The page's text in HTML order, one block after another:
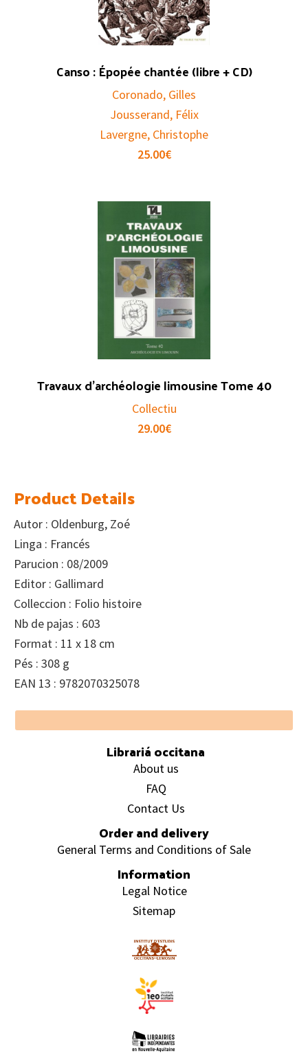
Canso : Épopée chantée (libre + CD)
Coronado, Gilles
Jousserand, Félix
Lavergne, Christophe
25.00€
Travaux d’archéologie limousine Tome 40
Collectiu
29.00€
Product Details
Autor : Oldenburg, Zoé
Linga : Francés
Parucion : 08/2009
Editor : Gallimard
Colleccion : Folio histoire
Nb de pajas : 603
Format : 11 x 18 cm
Pés : 308 g
EAN 13 : 9782070325078
Footer
Librariá occitana
About us
FAQ
Contact Us
Order and delivery
General Terms and Conditions of Sale
Information
Legal Notice
Sitemap